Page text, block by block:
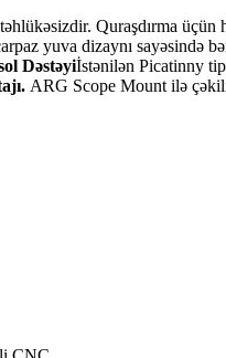
Quraşdırma
yuva dizaynı
Dəstəyiİstənilən Picatinny
. ARG Scope Mount ilə